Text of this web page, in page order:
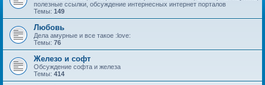
полезные ссылки, обсуждение интернесных интернет порталов
Темы: 149
Любовь
Дела амурные и все такое :love:
Темы: 76
Железо и софт
Обсуждение софта и железа
Темы: 414